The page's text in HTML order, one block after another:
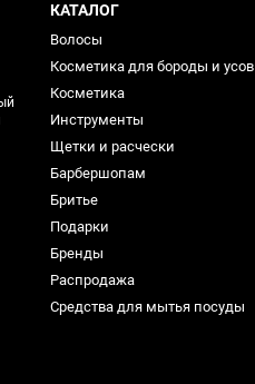
КАТАЛОГ
Волосы
Косметика для бороды и усов
Косметика
Инструменты
Щетки и расчески
Барбершопам
Бритье
Подарки
Бренды
Распродажа
Средства для мытья посуды